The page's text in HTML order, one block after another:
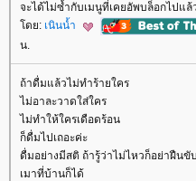
จะได้ไม่ซ้ำกับเมนูที่เคยอัพบล็อกไปแล้
ดย: เนินน้ำ
น.
ถ้าดื่มแล้วไม่ทำร้ายใคร
ไม่อาละวาดใส่ใคร
ไม่ทำให้ใครเดือดร้อน
ก็ดื่มไปเถอะค่ะ
ดื่มอย่างมีสติ ถ้ารู้ว่าไม่ไหวก็อย่าฝืน
เมาที่บ้านก็ได้